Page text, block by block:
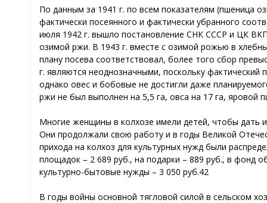
По данным за 1941 г. по всем показателям (пшеница
фактически посеянного и фактически убранного
июля 1942 г. вышло постановление СНК СССР и ЦК
озимой ржи. В 1943 г. вместе с озимой рожью в
плану посева соответствовал, более того сбор
г. являются неоднозначными, поскольку
однако овес и бобовые не достигли даже
ржи не был выполнен на 5,5 га, овса на 17 га, яровой
Многие женщины в колхозе имели детей, чтобы дать
Они продолжали свою работу и в годы Великой
прихода на колхоз для культурных нужд были
площадок – 2 689 руб., на подарки – 889 руб., в фонд
культурно-бытовые нужды – 3 050 руб.42
В годы войны основной тягловой силой в сельском